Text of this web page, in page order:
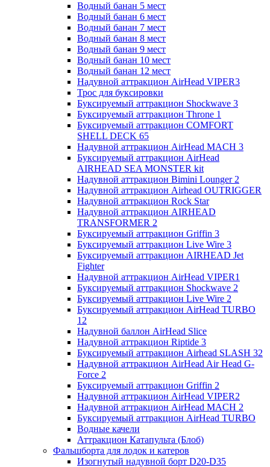
Водный банан 5 мест
Водный банан 6 мест
Водный банан 7 мест
Водный банан 8 мест
Водный банан 9 мест
Водный банан 10 мест
Водный банан 12 мест
Надувной аттракцион AirHead VIPER3
Трос для буксировки
Буксируемый аттракцион Shockwave 3
Буксируемый аттракцион Throne 1
Буксируемый аттракцион COMFORT
SHELL DECK 65
Надувной аттракцион AirHead MACH 3
Буксируемый аттракцион AirHead
AIRHEAD SEA MONSTER kit
Надувной аттракцион Bimini Lounger 2
Надувной аттракцион Airhead OUTRIGGER
Надувной аттракцион Rock Star
Надувной аттракцион AIRHEAD
TRANSFORMER 2
Буксируемый аттракцион Griffin 3
Буксируемый аттракцион Live Wire 3
Буксируемый аттракцион AIRHEAD Jet
Fighter
Надувной аттракцион AirHead VIPER1
Буксируемый аттракцион Shockwave 2
Буксируемый аттракцион Live Wire 2
Буксируемый аттракцион AirHead TURBO
12
Надувной баллон AirHead Slice
Надувной аттракцион Riptide 3
Буксируемый аттракцион Airhead SLASH 32
Надувной аттракцион AirHead Air Head G-
Force 2
Буксируемый аттракцион Griffin 2
Надувной аттракцион AirHead VIPER2
Надувной аттракцион AirHead MACH 2
Буксируемый аттракцион AirHead TURBO
Водные качели
Аттракцион Катапульта (Блоб)
Фальшборта для лодок и катеров
Изогнутый надувной борт D20-D35